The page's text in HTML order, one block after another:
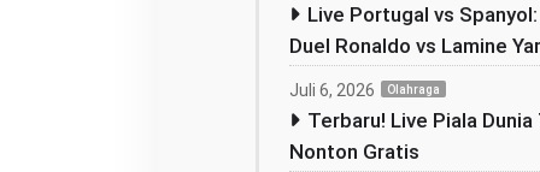
Live Portugal vs
Duel Ronaldo vs Lamine
Juli 6, 2026 Olahraga
Terbaru! Live Piala
Nonton Gratis